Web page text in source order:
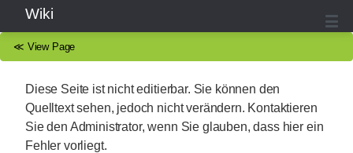
Wiki
≪ View Page
Diese Seite ist nicht editierbar. Sie können den
Quelltext sehen, jedoch nicht verändern. Kontaktieren
Sie den Administrator, wenn Sie glauben, dass hier ein
Fehler vorliegt.